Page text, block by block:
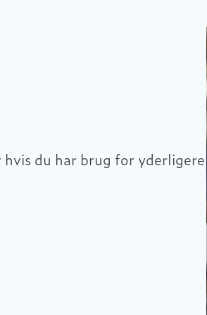
du har brug for yderligere